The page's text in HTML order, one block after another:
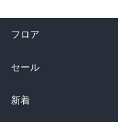
フロア
総合
ラノベ
セール
総合
新着